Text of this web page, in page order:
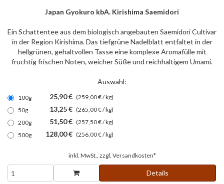
Japan Gyokuro kbA. Kirishima Saemidori
Ein Schattentee aus dem biologisch angebauten Saemidori Cultivar
in der Region Kirishima. Das tiefgrüne Nadelblatt entfaltet in der
hellgrünen, gehaltvollen Tasse eine komplexe Aromafülle mit
fruchtig frischen Noten, weicher Süße und reichhaltigem Umami.
Auswahl:
100g 25,90 € (259,00 € / kg)
50g
13,25 € (265,00 € / kg)
200g
51,50 € (257,50 € / kg)
500g
128,00 € (256,00 € / kg)
inkl. MwSt., zzgl. Versandkosten*
Details